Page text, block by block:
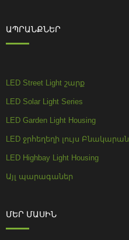
ԱՊՐԱՆՔՆԵՐ
LED Street Light շարք
LED Solar Light Series
LED Garden Light Housing
LED ջրհեղեղի լույս Բնակարան
LED Highbay Light Housing
Այլ պարագաներ
ՄԵՐ ՄԱՍԻՆ